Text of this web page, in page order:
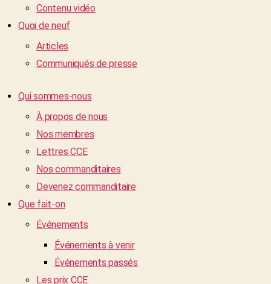
Contenu vidéo
Quoi de neuf
Articles
Communiqués de presse
Qui sommes-nous
À propos de nous
Nos membres
Lettres CCE
Nos commanditaires
Devenez commanditaire
Que fait-on
Événements
Événements à venir
Événements passés
Les prix CCE